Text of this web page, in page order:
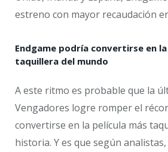
estreno con mayor recaudación
Endgame podría convertirse en
taquillera del mundo
A este ritmo es probable que la
Vengadores logre romper el
convertirse en la película más
historia. Y es que según